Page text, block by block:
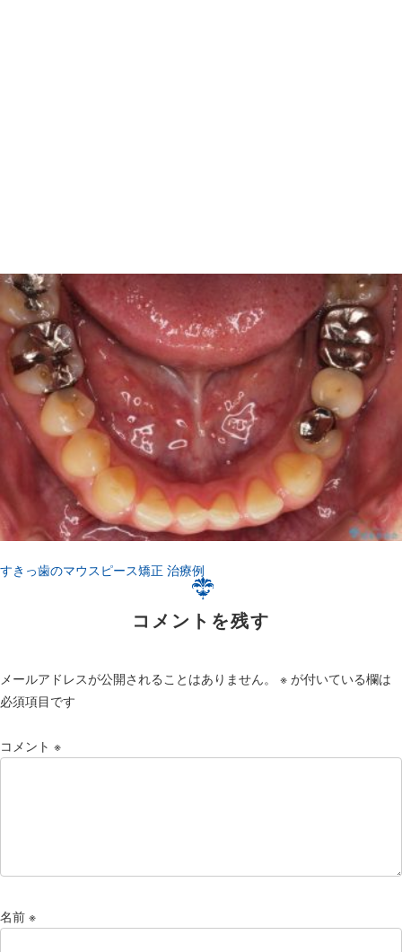
投
ョ
ン
すきっ歯のマウスピース矯正 治療例
コメントを残す
メールアドレスが公開されることはありません。 ※ が付いている欄は
必須項目です
コメント ※
名前 ※